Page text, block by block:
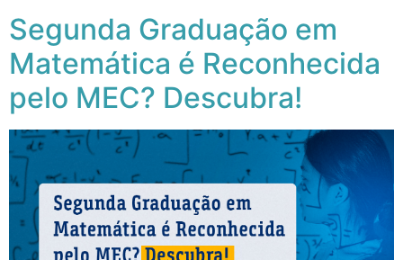
Segunda Graduação em
Matemática é Reconhecida
pelo MEC? Descubra!